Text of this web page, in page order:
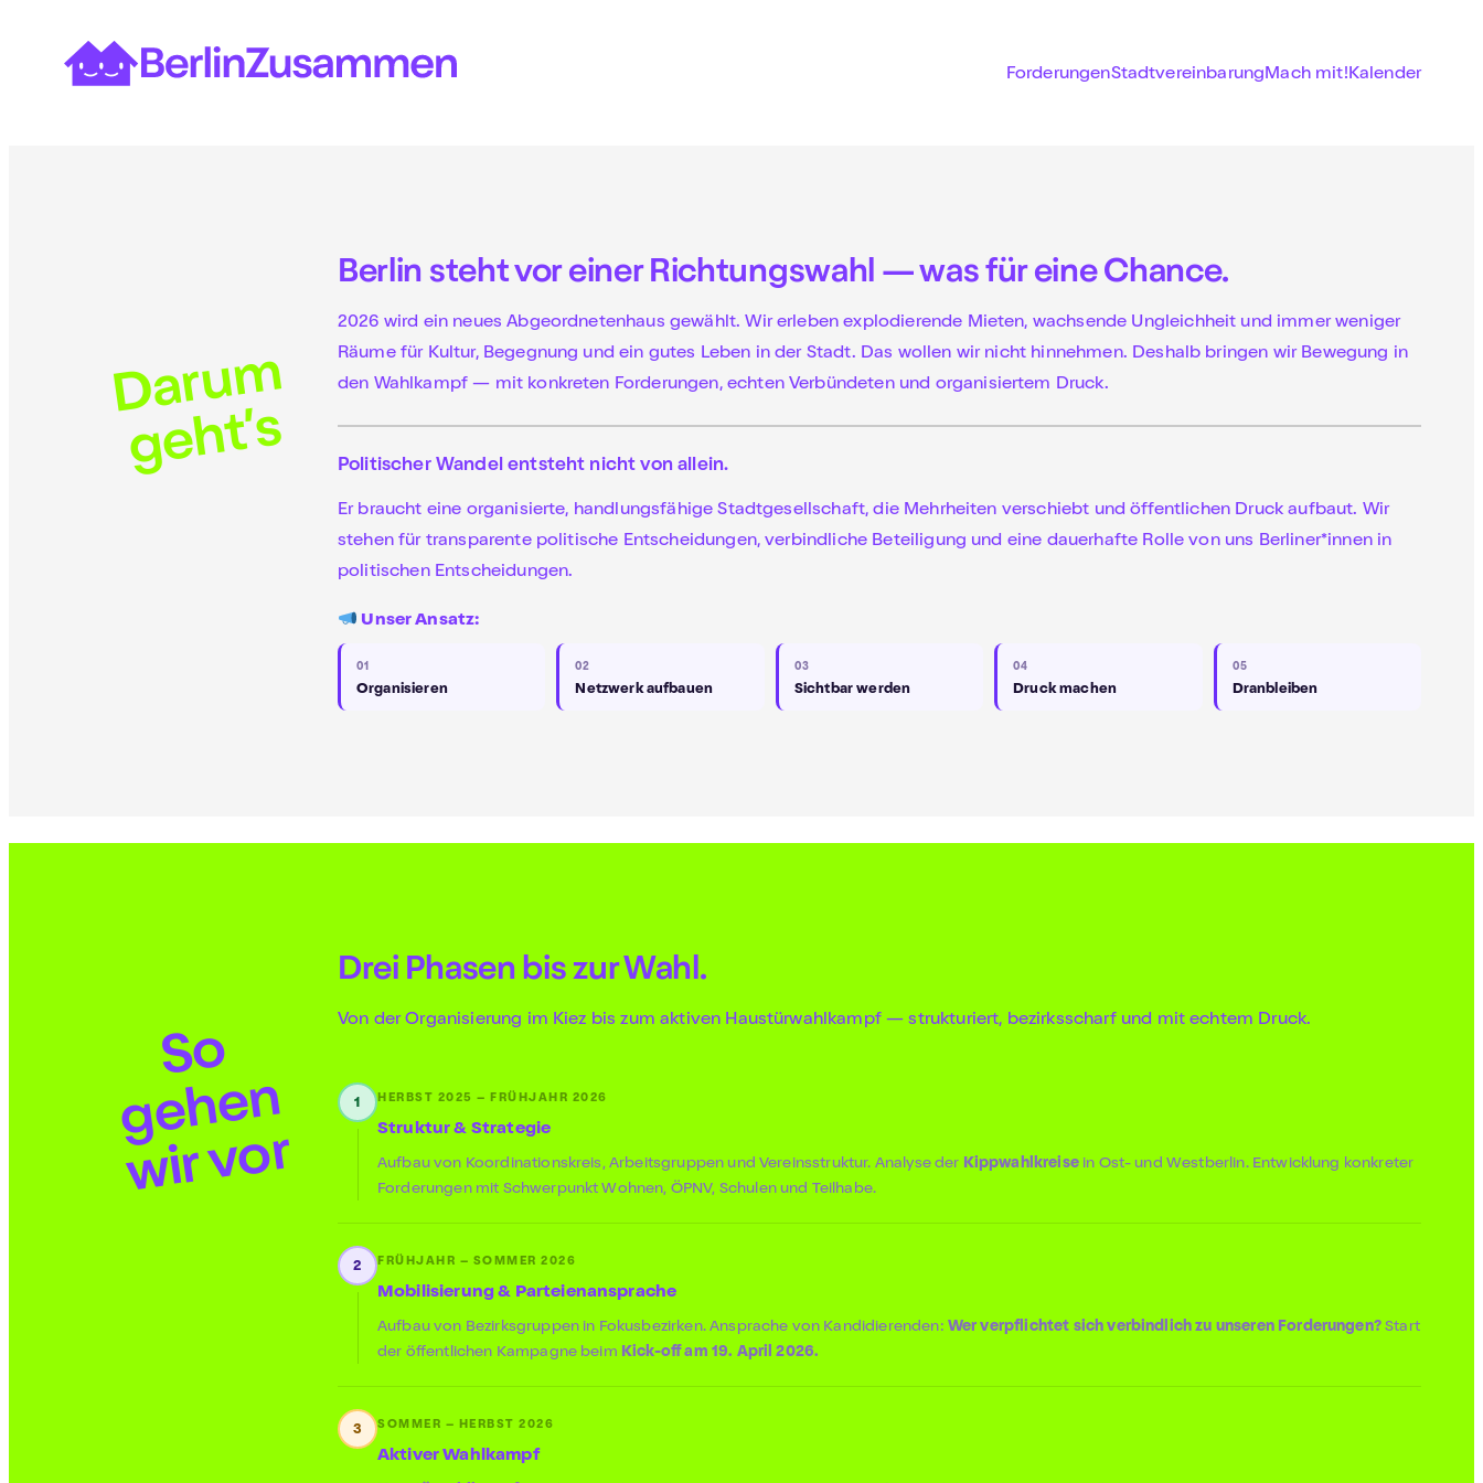
springen
ForderungenStadtvereinbarungMach mit!Kalender
D
a
r
u
m
g
e
h
t’
s
Berlin steht vor einer Richtungswahl — was für eine Chance.
2026 wird ein neues Abgeordnetenhaus gewählt. Wir erleben explodierende Mieten, wachsende Ungleichheit und immer weniger
Räume für Kultur, Begegnung und ein gutes Leben in der Stadt. Das wollen wir nicht hinnehmen. Deshalb bringen wir Bewegung in
den Wahlkampf — mit konkreten Forderungen, echten Verbündeten und organisiertem Druck.
Politischer Wandel entsteht nicht von allein.
Er braucht eine organisierte, handlungsfähige Stadtgesellschaft, die Mehrheiten verschiebt und öffentlichen Druck aufbaut. Wir
stehen für transparente politische Entscheidungen, verbindliche Beteiligung und eine dauerhafte Rolle von uns Berliner*innen in
politischen Entscheidungen.
Unser Ansatz:
01
Organisieren
02
Netzwerk aufbauen
03
Sichtbar werden
04
Druck machen
05
Dranbleiben
S
o
g
e
h
e
n
wi
r
v
o
r
Drei Phasen bis zur Wahl.
Von der Organisierung im Kiez bis zum aktiven Haustürwahlkampf — strukturiert, bezirksscharf und mit echtem Druck.
1 HERBST 2025 – FRÜHJAHR 2026
Struktur & Strategie
Aufbau von Koordinationskreis, Arbeitsgruppen und Vereinsstruktur. Analyse der Kippwahlkreisein Ost- und Westberlin. Entwicklung konkreter
Forderungen mit Schwerpunkt Wohnen, ÖPNV, Schulen und Teilhabe.
2 FRÜHJAHR – SOMMER 2026
Mobilisierung & Parteienansprache
Aufbau von Bezirksgruppen in Fokusbezirken. Ansprache von Kandidierenden: Wer verpflichtet sich verbindlich zu unseren Forderungen?Start
der öffentlichen Kampagne beim Kick-off am 19. April 2026.
3 SOMMER – HERBST 2026
Aktiver Wahlkampf